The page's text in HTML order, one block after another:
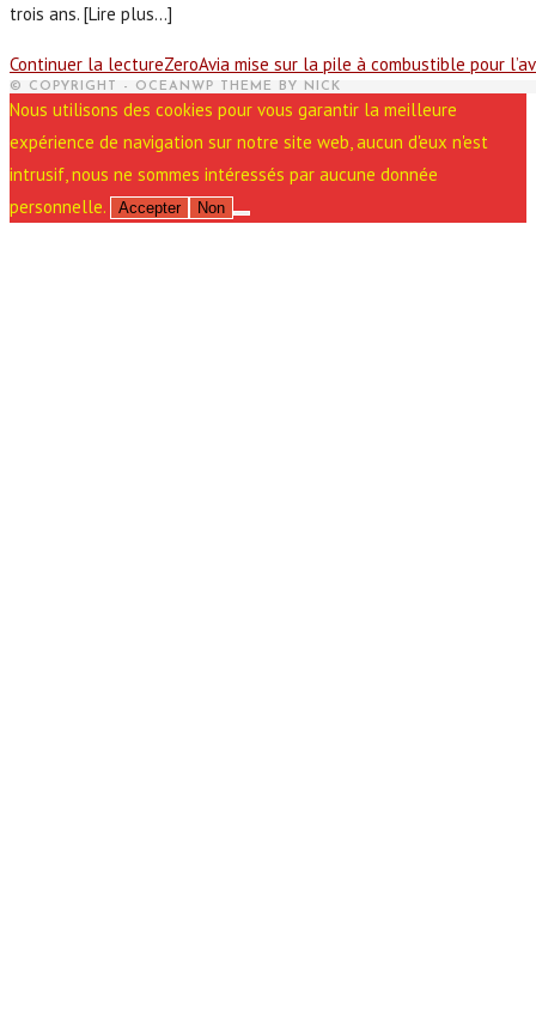
trois ans. [Lire plus...]
Continuer la lectureZeroAvia mise sur la pile à combustible pour
© COPYRIGHT - OCEANWP THEME BY NICK
Nous utilisons des cookies pour vous garantir la meilleure
expérience de navigation sur notre site web, aucun d'eux n'est
intrusif, nous ne sommes intéressés par aucune donnée
personnelle.
Accepter Non